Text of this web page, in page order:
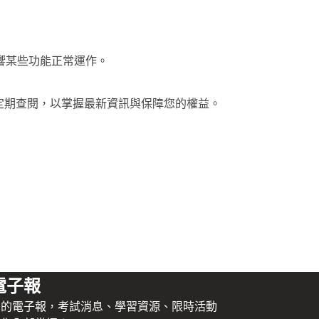
些功能正常運作。
查閱，以掌握最新資訊與保障您的權益。
子報
電子報，考試消息、學習資源、限時活動